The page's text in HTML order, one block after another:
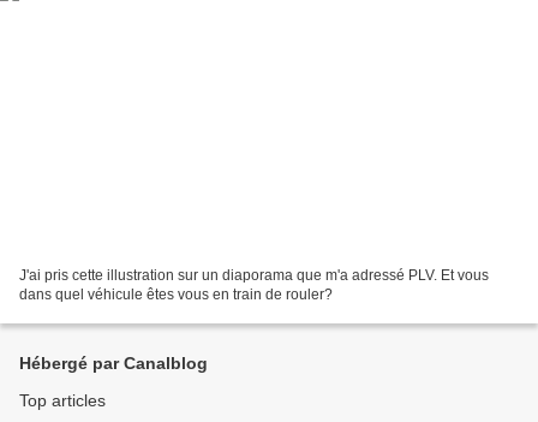
J'ai pris cette illustration sur un diaporama que m'a adressé PLV. Et vous
dans quel véhicule êtes vous en train de rouler?
Hébergé par Canalblog
Top articles